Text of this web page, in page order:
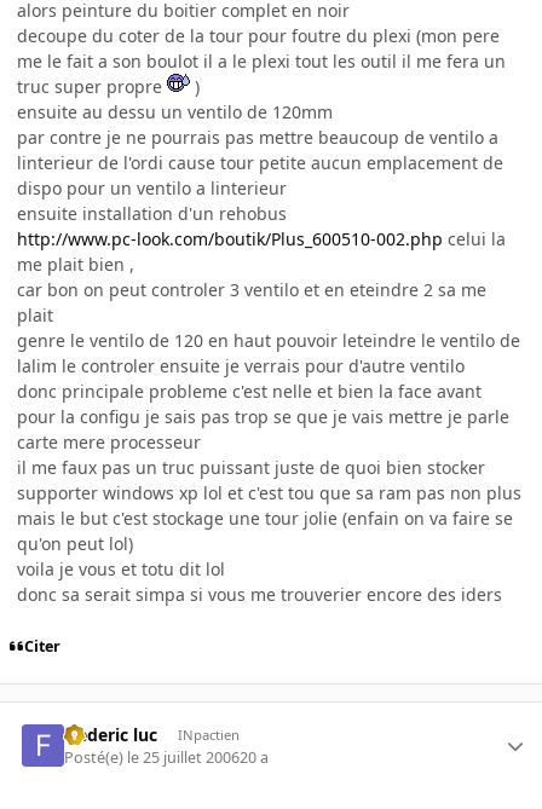
alors peinture du boitier complet en noir
decoupe du coter de la tour pour foutre du plexi (mon pere
me le fait a son boulot il a le plexi tout les outil il me fera un
truc super propre
)
ensuite au dessu un ventilo de 120mm
par contre je ne pourrais pas mettre beaucoup de ventilo a
linterieur de l'ordi cause tour petite aucun emplacement de
dispo pour un ventilo a linterieur
ensuite installation d'un rehobus
http://www.pc-look.com/boutik/Plus_600510-002.php celui la
me plait bien ,
car bon on peut controler 3 ventilo et en eteindre 2 sa me
plait
genre le ventilo de 120 en haut pouvoir leteindre le ventilo de
lalim le controler ensuite je verrais pour d'autre ventilo
donc principale probleme c'est nelle et bien la face avant
pour la configu je sais pas trop se que je vais mettre je parle
carte mere processeur
il me faux pas un truc puissant juste de quoi bien stocker
supporter windows xp lol et c'est tou que sa ram pas non plus
mais le but c'est stockage une tour jolie (enfain on va faire se
qu'on peut lol)
voila je vous et totu dit lol
donc sa serait simpa si vous me trouverier encore des iders
Citer
frederic luc INpactien
Posté(e) le 25 juillet 200620 a